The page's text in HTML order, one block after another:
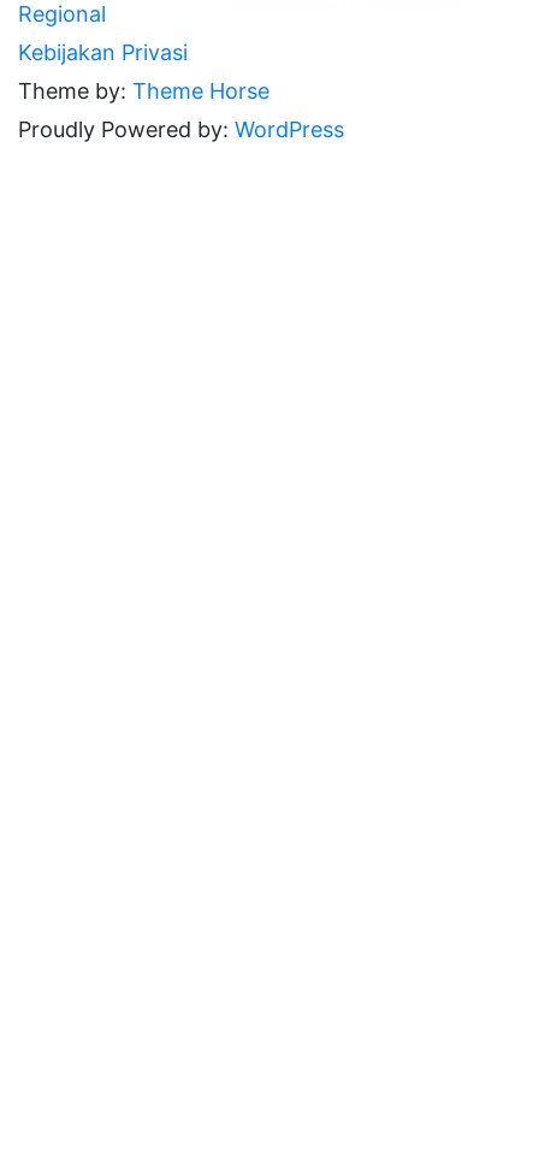
Regional
Kebijakan Privasi
Theme by: Theme Horse
Proudly Powered by: WordPress